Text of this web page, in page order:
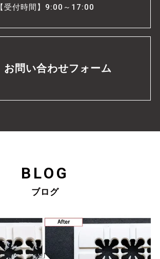
【受付時間】9:00～17:00
お問い合わせフォーム
BLOG
ブログ